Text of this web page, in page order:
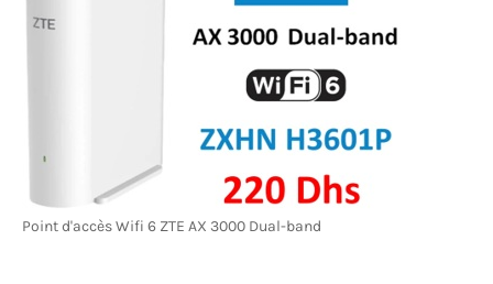
Point d'accès Wifi 6 ZTE AX 3000 Dual-band